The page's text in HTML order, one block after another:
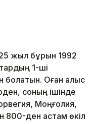
жыл бұрын 1992
1-ші
болатын. Оған алыс
соның ішінде
Моңғолия,
800-ден астам өкіл